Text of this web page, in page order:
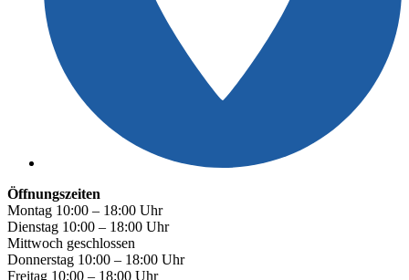
Öffnungszeiten
Montag 10:00 – 18:00 Uhr
Dienstag 10:00 – 18:00 Uhr
Mittwoch geschlossen
Donnerstag 10:00 – 18:00 Uhr
Freitag 10:00 – 18:00 Uhr